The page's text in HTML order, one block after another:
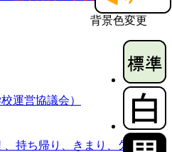
背景色変更
運営協議会）
持ち帰り、きまり、欠席連絡